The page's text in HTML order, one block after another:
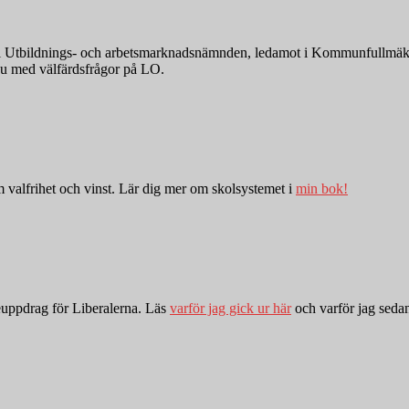
och arbetsmarknadsnämnden, ledamot i
med välfärdsfrågor på LO.
valfrihet och vinst. Lär dig mer om skolsystemet i min bok!
för Liberalerna. Läs varför jag gick ur häroch varför jag